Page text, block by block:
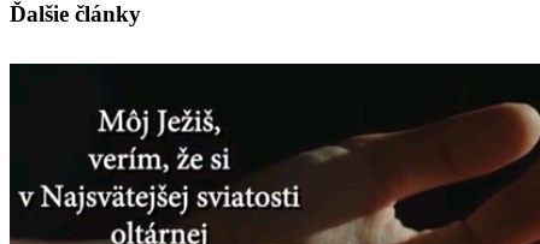
Ďalšie články